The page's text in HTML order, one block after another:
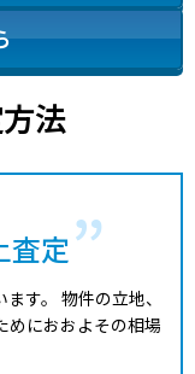
法
査定
す。 物件の立地、
めにおおよその相場